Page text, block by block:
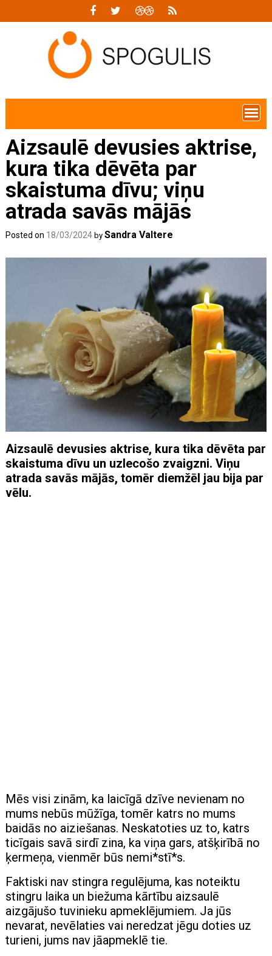
Aizsaulē devusies aktrise,
kura tika dēvēta par
skaistuma dīvu; viņu
atrada savās mājās
Posted on 18/03/2024 bySandra Valtere
Aizsaulē devusies aktrise, kura tika dēvēta par
skaistuma dīvu un uzlecošo zvaigzni. Viņu
atrada savās mājās, tomēr diemžēl jau bija par
vēlu.
Mēs visi zinām, ka laicīgā dzīve nevienam no
mums nebūs mūžīga, tomēr katrs no mums
baidās no aiziešanas. Neskatoties uz to, katrs
ticīgais savā sirdī zina, ka viņa gars, atšķirībā no
ķermeņa, vienmēr būs nemi*stī*s.
Faktiski nav stingra regulējuma, kas noteiktu
stingru laika un biežuma kārtību aizsaulē
aizgājušo tuvinieku apmeklējumiem. Ja jūs
nevarat, nevēlaties vai neredzat jēgu doties uz
turieni, jums nav jāapmeklē tie.